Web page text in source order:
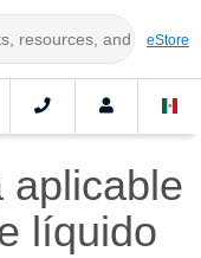
eStore
aplicable
líquido